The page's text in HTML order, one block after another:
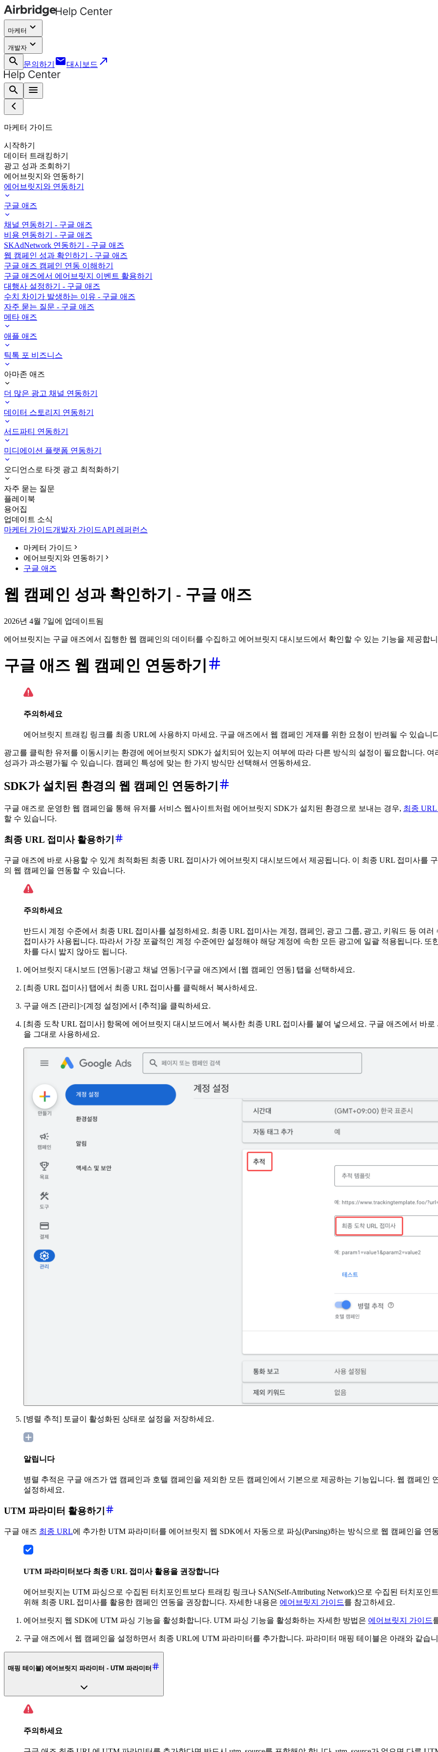
마케터 keyboard_arrow_down
개발자 keyboard_arrow_down
search
문의하기 email대시보드 call_made
search menu
마케터 가이드
시작하기
데이터 트래킹하기
광고 성과 조회하기
에어브릿지와 연동하기
에어브릿지와 연동하기
구글 애즈
채널 연동하기 - 구글 애즈
비용 연동하기 - 구글 애즈
SKAdNetwork 연동하기 - 구글 애즈
웹 캠페인 성과 확인하기 - 구글 애즈
구글 애즈 캠페인 연동 이해하기
구글 애즈에서 에어브릿지 이벤트 활용하기
대행사 설정하기 - 구글 애즈
수치 차이가 발생하는 이유 - 구글 애즈
자주 묻는 질문 - 구글 애즈
메타 애즈
애플 애즈
틱톡 포 비즈니스
아마존 애즈
더 많은 광고 채널 연동하기
데이터 스토리지 연동하기
서드파티 연동하기
미디에이션 플랫폼 연동하기
오디언스로 타겟 광고 최적화하기
자주 묻는 질문
플레이북
용어집
업데이트 소식
마케터 가이드개발자 가이드API 레퍼런스
마케터 가이드
에어브릿지와 연동하기
구글 애즈
웹 캠페인 성과 확인하기 - 구글 애즈
2026년 4월 7일에 업데이트됨
에어브릿지는 구글 애즈에서 집행한 웹 캠페인의 데이터를 수집하고 에어브릿지 대시보드에서 확인할 수 있는 기능을 제공합
구글 애즈 웹 캠페인 연동하기
주의하세요
에어브릿지 트래킹 링크를 최종 URL에 사용하지 마세요. 구글 애즈에서 웹 캠페인 게재를 위한 요청이 반려될 수 있습니
광고를 클릭한 유저를 이동시키는 환경에 에어브릿지 SDK가 설치되어 있는지 여부에 따라 다른 방식의 설정이 필요합니다.
성과가 과소평가될 수 있습니다. 캠페인 특성에 맞는 한 가지 방식만 선택해서 연동하세요.
SDK가 설치된 환경의 웹 캠페인 연동하기
구글 애즈로 운영한 웹 캠페인을 통해 유저를 서비스 웹사이트처럼 에어브릿지 SDK가 설치된 환경으로 보내는 경우, 최종
할 수 있습니다.
최종 URL 접미사 활용하기
구글 애즈에 바로 사용할 수 있게 최적화된 최종 URL 접미사가 에어브릿지 대시보드에서 제공됩니다. 이 최종 URL 접미사를
의 웹 캠페인을 연동할 수 있습니다.
주의하세요
반드시 계정 수준에서 최종 URL 접미사를 설정하세요. 최종 URL 접미사는 계정, 캠페인, 광고 그룹, 광고, 키워드 등 여
접미사가 사용됩니다. 따라서 가장 포괄적인 계정 수준에만 설정해야 해당 계정에 속한 모든 광고에 일괄 적용됩니다.
차를 다시 밟지 않아도 됩니다.
에어브릿지 대시보드 [연동]>[광고 채널 연동]>[구글 애즈]에서 [웹 캠페인 연동] 탭을 선택하세요.
[최종 URL 접미사] 탭에서 최종 URL 접미사를 클릭해서 복사하세요.
구글 애즈 [관리]>[계정 설정]에서 [추적]을 클릭하세요.
[최종 도착 URL 접미사] 항목에 에어브릿지 대시보드에서 복사한 최종 URL 접미사를 붙여 넣으세요. 구글 애즈에서 바
을 그대로 사용하세요.
[병렬 추적] 토글이 활성화된 상태로 설정을 저장하세요.
알립니다
병렬 추적은 구글 애즈가 앱 캠페인과 호텔 캠페인을 제외한 모든 캠페인에서 기본으로 제공하는 기능입니다. 웹 캠페인
설정하세요.
UTM 파라미터 활용하기
구글 애즈 최종 URL에 추가한 UTM 파라미터를 에어브릿지 웹 SDK에서 자동으로 파싱(Parsing)하는 방식으로 웹 캠페인을 연
UTM 파라미터보다 최종 URL 접미사 활용을 권장합니다
에어브릿지는 UTM 파싱으로 수집된 터치포인트보다 트래킹 링크나 SAN(Self-Attributing Network)으로 수집된 터치포
위해 최종 URL 접미사를 활용한 캠페인 연동을 권장합니다. 자세한 내용은 에어브릿지 가이드를 참고하세요.
에어브릿지 웹 SDK에 UTM 파싱 기능을 활성화합니다. UTM 파싱 기능을 활성화하는 자세한 방법은 에어브릿지 가이드
구글 애즈에서 웹 캠페인을 설정하면서 최종 URL에 UTM 파라미터를 추가합니다. 파라미터 매핑 테이블은 아래와 같습
매핑 테이블) 에어브릿지 파라미터 - UTM 파라미터
주의하세요